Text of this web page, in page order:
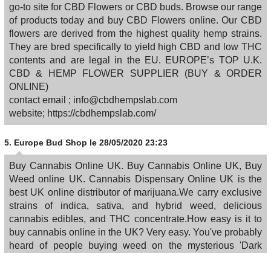
go-to site for CBD Flowers or CBD buds. Browse our range
of products today and buy CBD Flowers online. Our CBD
flowers are derived from the highest quality hemp strains.
They are bred specifically to yield high CBD and low THC
contents and are legal in the EU. EUROPE’s TOP U.K.
CBD & HEMP FLOWER SUPPLIER (BUY & ORDER
ONLINE)
contact email ; info@cbdhempslab.com
website; https://cbdhempslab.com/
5. Europe Bud Shop le 28/05/2020 23:23
Buy Cannabis Online UK. Buy Cannabis Online UK, Buy
Weed online UK. Cannabis Dispensary Online UK is the
best UK online distributor of marijuana.We carry exclusive
strains of indica, sativa, and hybrid weed, delicious
cannabis edibles, and THC concentrate.How easy is it to
buy cannabis online in the UK? Very easy. You've probably
heard of people buying weed on the mysterious 'Dark